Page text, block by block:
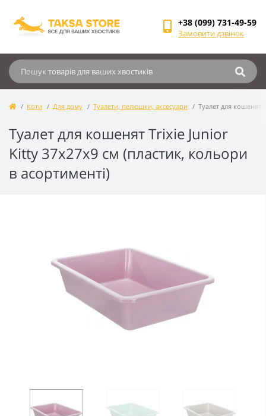
+38 (099) 731-49-59
Замовити дзвінок
Коти Для дому Туалети, пелюшки, аксесуари Туалет для кошенят
Туалет для кошенят Trixie Junior
Kitty 37х27x9 см (пластик, кольори
в асортименті)